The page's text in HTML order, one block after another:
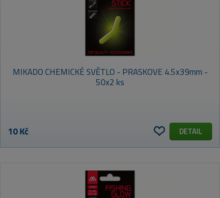
MIKADO CHEMICKÉ SVĚTLO - PRASKOVE 4.5x39mm -
50x2 ks
10 Kč DETAIL